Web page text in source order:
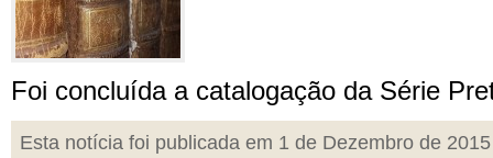
Foi concluída a catalogação da Série
Esta notícia foi publicada em 1 de Dezembro de